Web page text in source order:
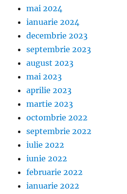
mai 2024
ianuarie 2024
decembrie 2023
septembrie 2023
august 2023
mai 2023
aprilie 2023
martie 2023
octombrie 2022
septembrie 2022
iulie 2022
iunie 2022
februarie 2022
ianuarie 2022